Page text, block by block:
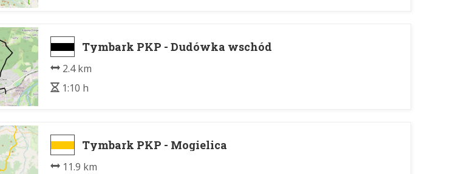
Tymbark PKP - Dudówka wschód
2.4 km
1:10 h
Tymbark PKP - Mogielica
11.9 km